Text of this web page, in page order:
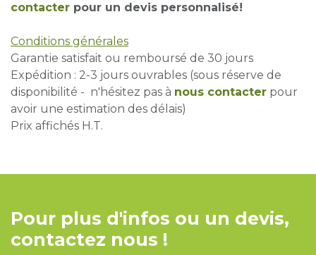
contacter pour un devis personnalisé!
Conditions générales
Garantie satisfait ou remboursé de 30 jours
Expédition : 2-3 jours ouvrables (sous réserve de
disponibilité - n'hésitez pas à nous contacter pour
avoir une estimation des délais)
Prix affichés H.T.
Pour plus d'infos ou un devis,
contactez nous !